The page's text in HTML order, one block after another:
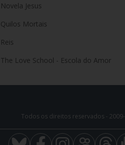
Novela Jesus
Quilos Mortais
Reis
The Love School - Escola do Amor
Todos os direitos reservados - 2009-